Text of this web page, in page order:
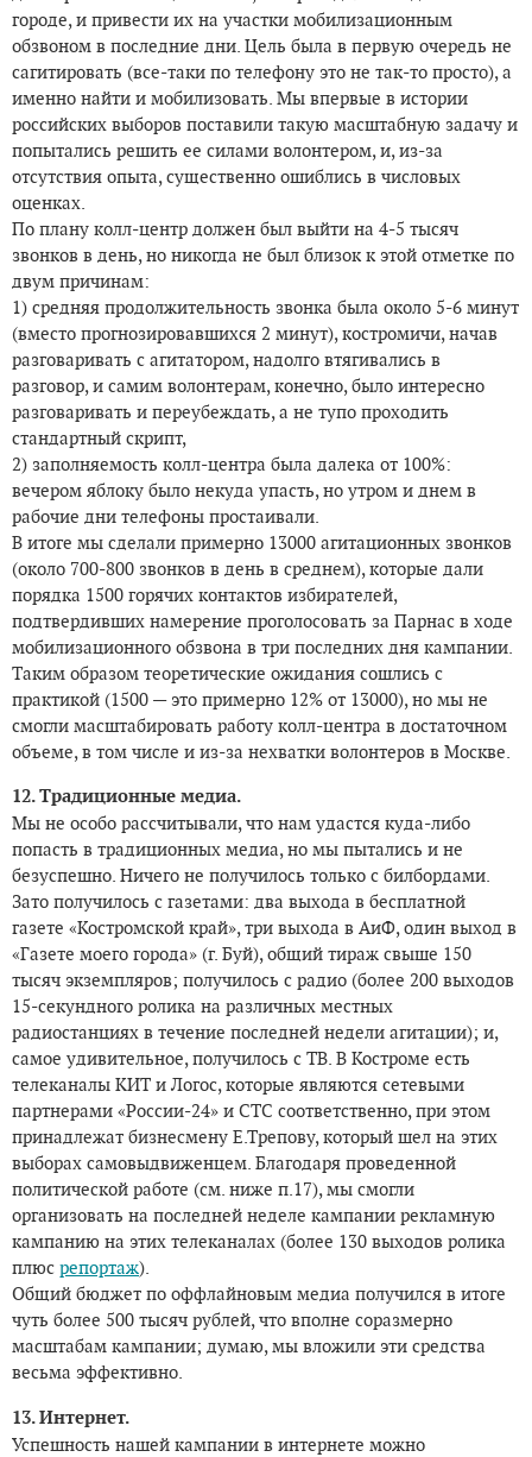
городе, и привести их на участки мобилизационным
обзвоном в последние дни. Цель была в первую очередь не
сагитировать (все-таки по телефону это не так-то просто), а
именно найти и мобилизовать. Мы впервые в истории
российских выборов поставили такую масштабную задачу и
попытались решить ее силами волонтером, и, из-за
отсутствия опыта, существенно ошиблись в числовых
оценках.
По плану колл-центр должен был выйти на 4-5 тысяч
звонков в день, но никогда не был близок к этой отметке по
двум причинам:
1) средняя продолжительность звонка была около 5-6 минут
(вместо прогнозировавшихся 2 минут), костромичи, начав
разговаривать с агитатором, надолго втягивались в
разговор, и самим волонтерам, конечно, было интересно
разговаривать и переубеждать, а не тупо проходить
стандартный скрипт,
2) заполняемость колл-центра была далека от 100%:
вечером яблоку было некуда упасть, но утром и днем в
рабочие дни телефоны простаивали.
В итоге мы сделали примерно 13000 агитационных звонков
(около 700-800 звонков в день в среднем), которые дали
порядка 1500 горячих контактов избирателей,
подтвердивших намерение проголосовать за Парнас в ходе
мобилизационного обзвона в три последних дня кампании.
Таким образом теоретические ожидания сошлись с
практикой (1500 — это примерно 12% от 13000), но мы не
смогли масштабировать работу колл-центра в достаточном
объеме, в том числе и из-за нехватки волонтеров в Москве.
12. Традиционные медиа.
Мы не особо рассчитывали, что нам удастся куда-либо
попасть в традиционных медиа, но мы пытались и не
безуспешно. Ничего не получилось только с билбордами.
Зато получилось с газетами: два выхода в бесплатной
газете «Костромской край», три выхода в АиФ, один выход в
«Газете моего города» (г. Буй), общий тираж свыше 150
тысяч экземпляров; получилось с радио (более 200 выходов
15-секундного ролика на различных местных
радиостанциях в течение последней недели агитации); и,
самое удивительное, получилось с ТВ. В Костроме есть
телеканалы КИТ и Логос, которые являются сетевыми
партнерами «России-24» и СТС соответственно, при этом
принадлежат бизнесмену Е.Трепову, который шел на этих
выборах самовыдвиженцем. Благодаря проведенной
политической работе (см. ниже п.17), мы смогли
организовать на последней неделе кампании рекламную
кампанию на этих телеканалах (более 130 выходов ролика
плюс репортаж).
Общий бюджет по оффлайновым медиа получился в итоге
чуть более 500 тысяч рублей, что вполне соразмерно
масштабам кампании; думаю, мы вложили эти средства
весьма эффективно.
13. Интернет.
Успешность нашей кампании в интернете можно